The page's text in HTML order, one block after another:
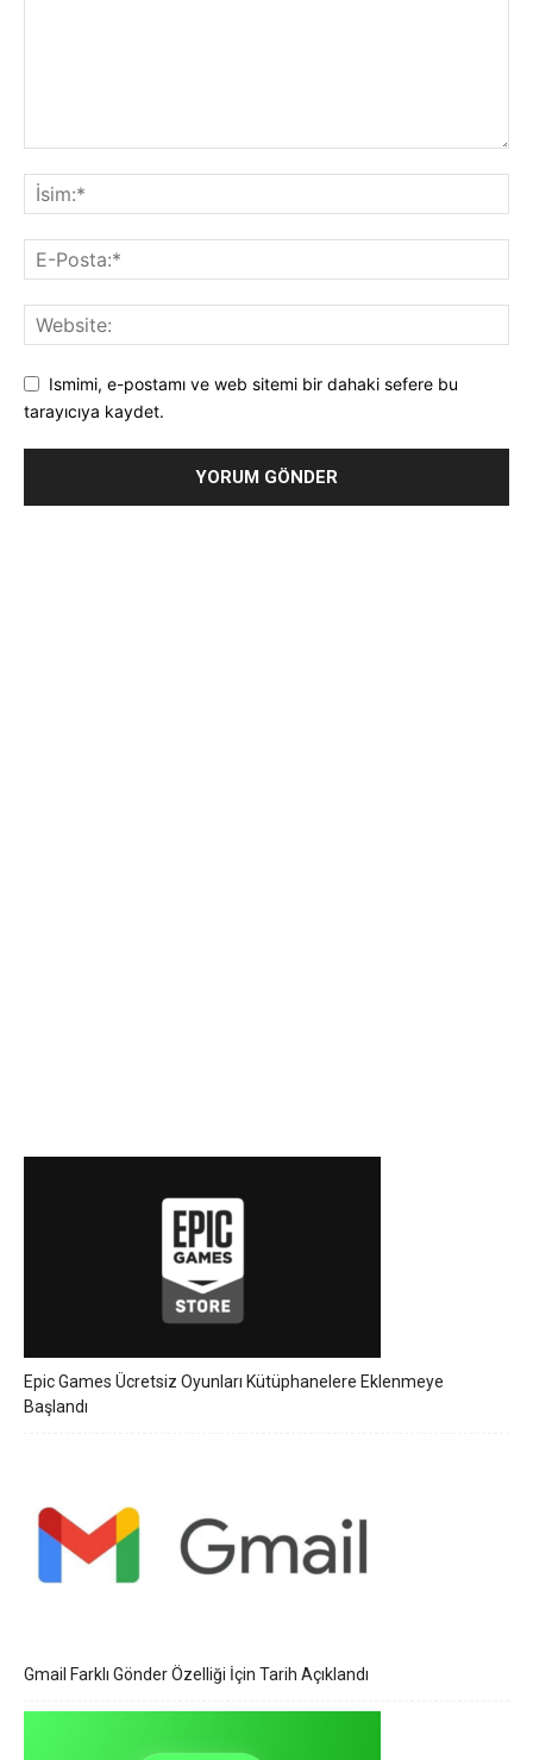
Ismimi, e-postamı ve web sitemi bir dahaki sefere bu
tarayıcıya kaydet.
Epic Games Ücretsiz Oyunları Kütüphanelere Eklenmeye
Başlandı
Gmail Farklı Gönder Özelliği İçin Tarih Açıklandı